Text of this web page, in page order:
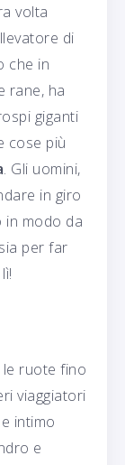
volta
di
che in
rane, ha
giganti
cose più
. Gli uomini,
in giro
in modo da
per far
ruote fino
viaggiatori
intimo
e